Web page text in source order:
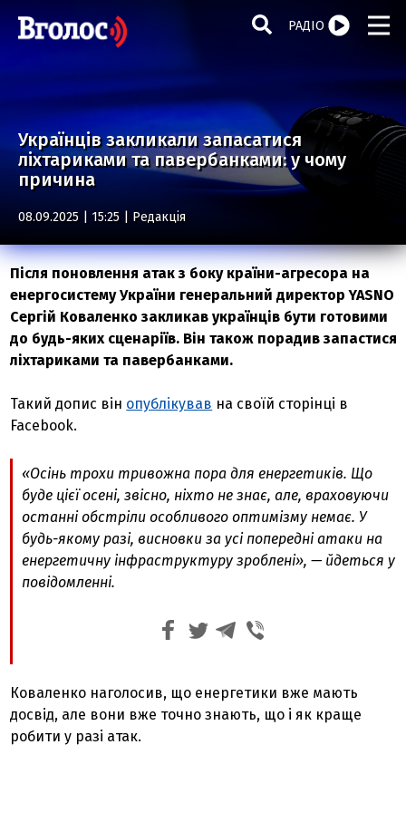
РАДІО
Українців закликали запасатися
ліхтариками та павербанками: у чому
причина
08.09.2025 | 15:25 | Редакція
Після поновлення атак з боку країни-агресора на
енергосистему України генеральний директор YASNO
Сергій Коваленко закликав українців бути готовими
до будь-яких сценаріїв. Він також порадив запастися
ліхтариками та павербанками.
Такий допис він опублікував на своїй сторінці в
Facebook.
«Осінь трохи тривожна пора для енергетиків. Що
буде цієї осені, звісно, ніхто не знає, але, враховуючи
останні обстріли особливого оптимізму немає. У
будь-якому разі, висновки за усі попередні атаки на
енергетичну інфраструктуру зроблені», — йдеться у
повідомленні.
Коваленко наголосив, що енергетики вже мають
досвід, але вони вже точно знають, що і як краще
робити у разі атак.